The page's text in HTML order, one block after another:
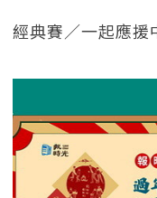
經典賽／一起應援